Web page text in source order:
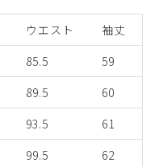
ウエスト
袖丈
85.5
59
89.5
60
93.5
61
99.5
62